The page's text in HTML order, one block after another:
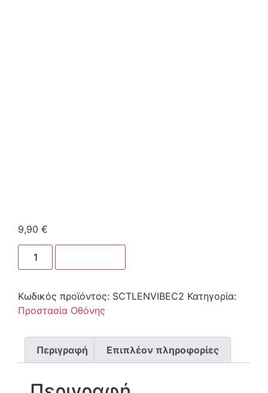
9,90 €
Κωδικός προϊόντος: SCTLENVIBEC2 Κατηγορία:
Προστασία Οθόνης
Περιγραφή Επιπλέον πληροφορίες